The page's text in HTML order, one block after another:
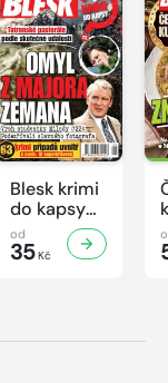
Blesk krimi
do kapsy
č.5/2026
od
35Kč